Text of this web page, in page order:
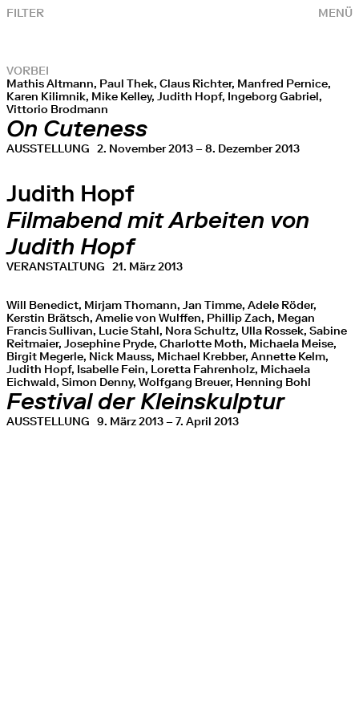
MENÜ
FILTER
VORBEI
Mathis Altmann, Paul Thek, Claus Richter, Manfred Pernice,
Karen Kilimnik, Mike Kelley, Judith Hopf, Ingeborg Gabriel,
Vittorio Brodmann
On Cuteness
AUSSTELLUNG 2. November 2013 – 8. Dezember 2013
Judith Hopf
Filmabend mit Arbeiten von
Judith Hopf
VERANSTALTUNG 21. März 2013
Will Benedict, Mirjam Thomann, Jan Timme, Adele Röder,
Kerstin Brätsch, Amelie von Wulffen, Phillip Zach, Megan
Francis Sullivan, Lucie Stahl, Nora Schultz, Ulla Rossek, Sabine
Reitmaier, Josephine Pryde, Charlotte Moth, Michaela Meise,
Birgit Megerle, Nick Mauss, Michael Krebber, Annette Kelm,
Judith Hopf, Isabelle Fein, Loretta Fahrenholz, Michaela
Eichwald, Simon Denny, Wolfgang Breuer, Henning Bohl
Festival der Kleinskulptur
AUSSTELLUNG 9. März 2013 – 7. April 2013